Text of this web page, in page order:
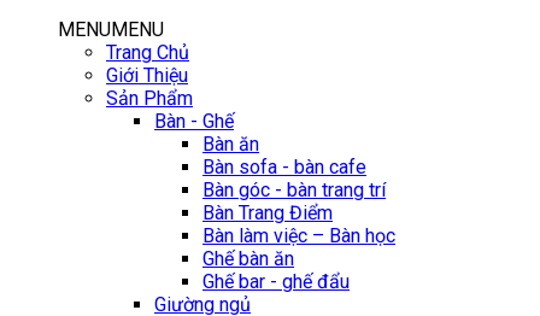
MENUMENU
Trang Chủ
Giới Thiệu
Sản Phẩm
Bàn - Ghế
Bàn ăn
Bàn sofa - bàn cafe
Bàn góc - bàn trang trí
Bàn Trang Điểm
Bàn làm việc – Bàn học
Ghế bàn ăn
Ghế bar - ghế đẩu
Giường ngủ